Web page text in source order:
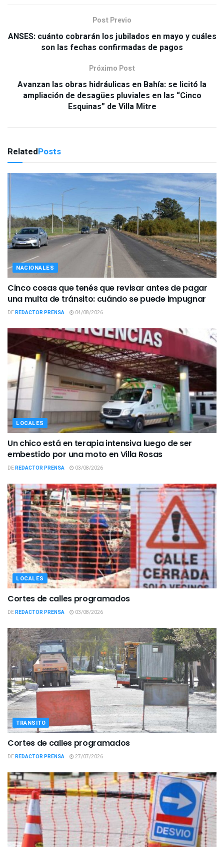
Post Previo
ANSES: cuánto cobrarán los jubilados en mayo y cuáles
son las fechas confirmadas de pagos
Próximo Post
Avanzan las obras hidráulicas en Bahía: se licitó la
ampliación de desagües pluviales en las “Cinco
Esquinas” de Villa Mitre
RelatedPosts
NACIONALES
Cinco cosas que tenés que revisar antes de pagar
una multa de tránsito: cuándo se puede impugnar
DEREDACTOR PRENSA 04/08/2026
LOCALES
Un chico está en terapia intensiva luego de ser
embestido por una moto en Villa Rosas
DEREDACTOR PRENSA 03/08/2026
LOCALES
Cortes de calles programados
DEREDACTOR PRENSA 03/08/2026
TRANSITO
Cortes de calles programados
DEREDACTOR PRENSA 27/07/2026